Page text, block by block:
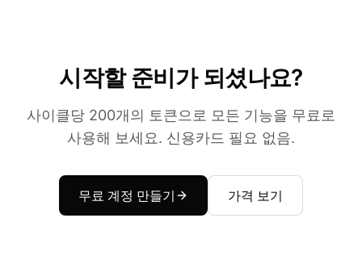
시작할 준비가 되셨나요?
사이클당 200개의 토큰으로 모든 기능을 무료로
사용해 보세요. 신용카드 필요 없음.
무료 계정 만들기 가격 보기